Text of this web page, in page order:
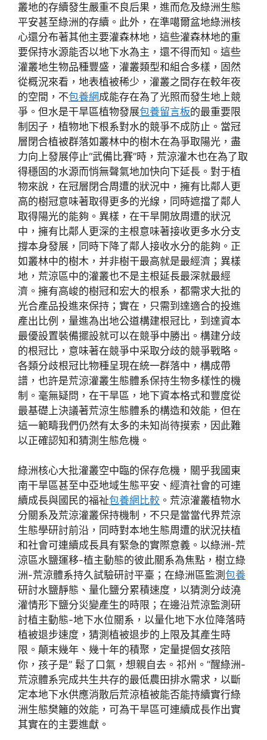
叢地的存續發生嚴重不良后果，進而危及綠洲生態
平安甚至綠洲的存續。此外，在準噶爾盆地綠洲核
心還分布著其他主要灌森林地，這些灌森林地的重
要保持水源能否以地下水為主，還不得而知。這些
灌叢地生物品種豐盛，灌叢類型和組合多樣，固然
從概況來看，地表植被稀少，灌叢之間存在較年夜
的空間，不包養網成能存在為了光照而發生地上競
爭。但水是干旱區植物發展包養留言板的最重要限
制因子，植物地下根系對水的競爭不成防止。當冠
層閉合植被群落如叢林中的樹木在為爭取陽光，盡
力向上發展停止“武備比賽”時，荒涼灌木也在為了取
得穩固的水源而悄無聲氣地加快向下延長。對于植
物來說，在冠層閉合周遭的狀況中，擁有比鄰人更
高的樹冠意味著取得更多的光線，同時遮擋了鄰人
取得陽光的能夠。異樣，在干旱開放周遭的狀況
中，擁有比鄰人更深的主根意味著接收更多水分支
撐本身發展，同時下降了鄰人接收水分的能夠。正
如叢林中的樹木，并非樹干最高就是最經濟；異樣
地，荒涼區中的灌叢也不是主根延長最深就最經
濟。擁有高峻的樹冠和宏大的根系，都需求大批的
光合產品投進來保持；實在，只需到達適合的投進
產出比例，量進為出地公道構建根冠比，到達資本
最優設置裝備擺設就可以在競爭中勝出。構建分歧
的根冠比，意味著在競爭中采取分歧的競爭戰略。
各類分歧根冠比物種呈現在統一群落中，構成帶
譜，也許是荒涼灌叢生態體系保持生物多樣性的機
制。毫無疑問，在干旱區，地下資本格式和豐度從
最基礎上決議著荒涼生態體系的構造和效能，但在
這一範疇我們仍然有太多的未知尚待摸索，因此難
以正確認知和猜測生態危機。
綠洲核心大批灌叢空中臨的保存危機，關乎我國東
南干旱區甚至中亞地域生態平安、經濟社會的可連
續成長與國民的福祉包養網比較 。荒涼灌叢植物水
分關系及荒涼灌叢保持機制，不只是當當代界荒涼
生態學研討前沿，同時對本地生態周遭的狀況扶植
和社會可連續成長具有緊急的實際意義。以綠洲-荒
涼區水鹽運移-植主動態的彼此關系為焦點，樹立綠
洲-荒涼體系持久試驗研討平臺；在綠洲區監測 包養
研討水鹽靜態、量化鹽分累積速度，以猜測分歧澆
灌情形下鹽分災變產生的時限；在邊沿荒涼監測研
討植主動態-地下水位關系，以量化地下水位降落時
植被退步速度，猜測植被退步的上限及其產生時
限。顛末幾年、幾十年的積聚，定量提個女孩陪
你，孩子是” 鬆了口氣，想親自去。祁州。”醒綠洲-
荒涼體系完成共生共存的最低農田排水需求，以斷
定本地下水供應消散后荒涼植被能否能持續實行綠
洲生態樊籬的效能，可為干旱區可連續成長作出實
其實在的主要進獻。